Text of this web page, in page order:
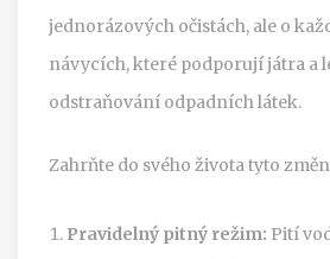
jednorázových očistách, ale o
návycích, které podporují játra a
odstraňování odpadních látek.
Zahrňte do svého života tyto
Pravidelný pitný režim: Pití